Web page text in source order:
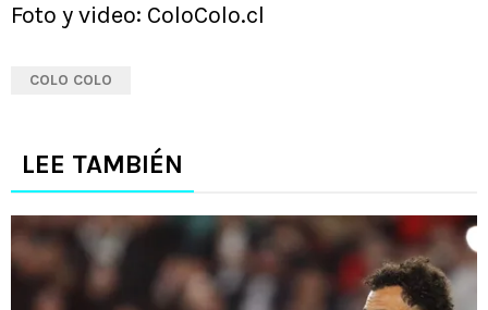
Foto y video: ColoColo.cl
COLO COLO
LEE TAMBIÉN